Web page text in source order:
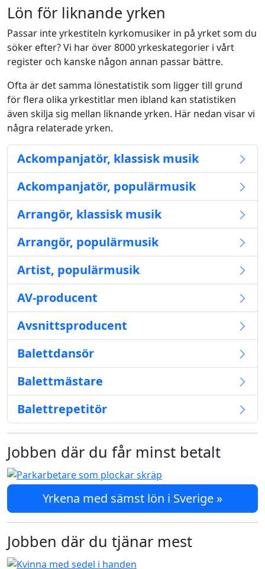
Lön för liknande yrken
Passar inte yrkestiteln kyrkomusiker in på yrket som du
söker efter? Vi har över 8000 yrkeskategorier i vårt
register och kanske någon annan passar bättre.
Ofta är det samma lönestatistik som ligger till grund
för flera olika yrkestitlar men ibland kan statistiken
även skilja sig mellan liknande yrken. Här nedan visar vi
några relaterade yrken.
Ackompanjatör, klassisk musik
Ackompanjatör, populärmusik
Arrangör, klassisk musik
Arrangör, populärmusik
Artist, populärmusik
AV-producent
Avsnittsproducent
Balettdansör
Balettmästare
Balettrepetitör
Jobben där du får minst betalt
Yrkena med sämst lön i Sverige »
Jobben där du tjänar mest